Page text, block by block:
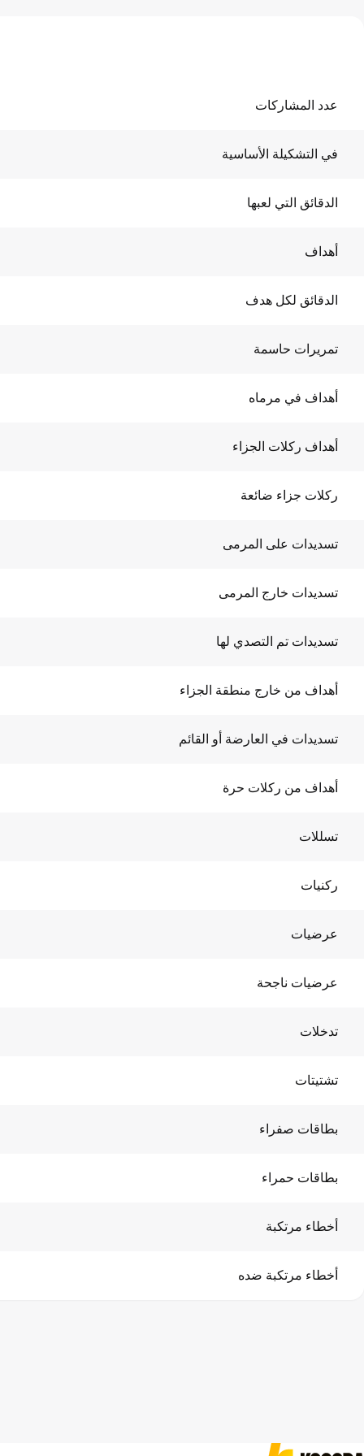
عدد المشاركات
في التشكيلة الأساسية
الدقائق التي لعبها
أهداف
الدقائق لكل هدف
تمريرات حاسمة
أهداف في مرماه
أهداف ركلات الجزاء
ركلات جزاء ضائعة
تسديدات على المرمى
تسديدات خارج المرمى
تسديدات تم التصدي لها
أهداف من خارج منطقة الجزاء
تسديدات في العارضة أو القائم
أهداف من ركلات حرة
تسللات
ركنيات
عرضيات
عرضيات ناجحة
تدخلات
تشتيتات
بطاقات صفراء
بطاقات حمراء
أخطاء مرتكبة
أخطاء مرتكبة ضده